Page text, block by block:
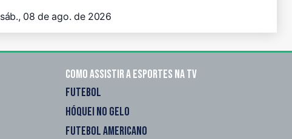
sáb., 08 de ago. de 2026
Como assistir a esportes na TV
FUTEBOL
HÓQUEI NO GELO
FUTEBOL AMERICANO